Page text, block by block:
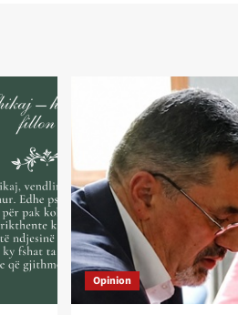
Opinion